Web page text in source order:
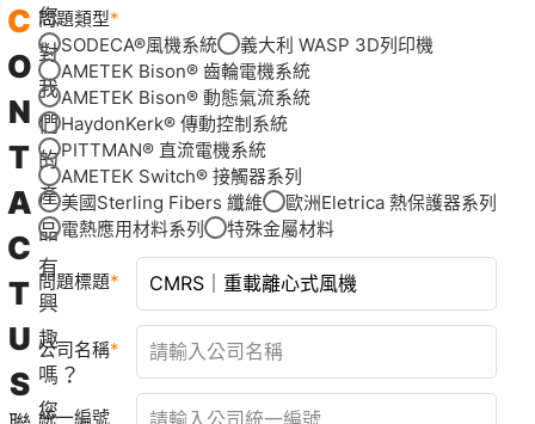
C
O
N
T
A
C
T
U
S
您
對
我
們
的
產
品
有
興
趣
嗎？
您
問題類型
SODECA®風機系統
義大利 WASP 3D列印機
AMETEK Bison® 齒輪電機系統
AMETEK Bison® 動態氣流系統
HaydonKerk® 傳動控制系統
PITTMAN® 直流電機系統
AMETEK Switch® 接觸器系列
美國Sterling Fibers 纖維
歐洲Eletrica 熱保護器系列
電熱應用材料系列
特殊金屬材料
問題標題
公司名稱
統一編號